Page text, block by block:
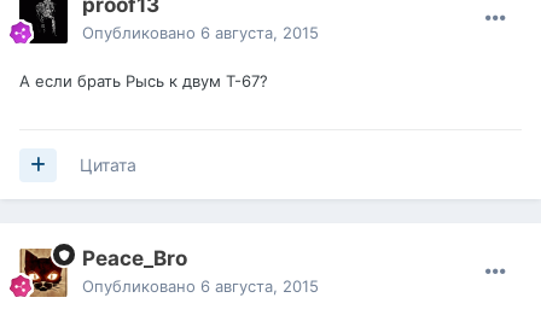
proof13
Опубликовано 6 августа, 2015
А если брать Рысь к двум Т-67?
Цитата
Peace_Bro
Опубликовано 6 августа, 2015